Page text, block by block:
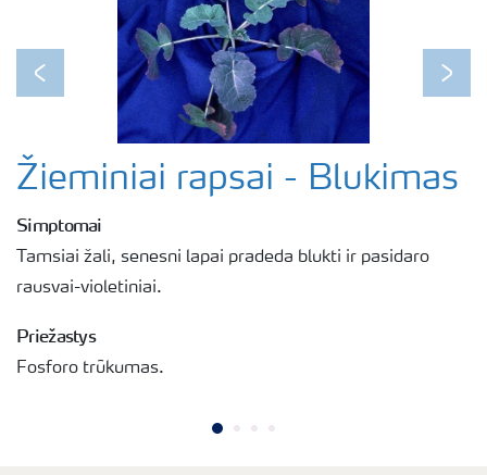
Previous Next
Žieminiai rapsai - Blukimas
Simptomai
Tamsiai žali, senesni lapai pradeda blukti ir pasidaro
rausvai-violetiniai.
Priežastys
Fosforo trūkumas.